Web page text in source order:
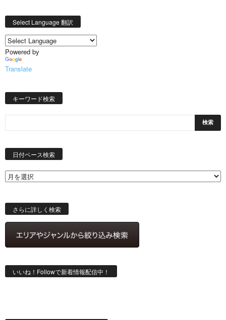
Select Language 翻訳
Powered by
Translate
キーワード検索
日付ベース検索
ス
索
さらに詳しく検索
いいね！Followで新着情報配信中！